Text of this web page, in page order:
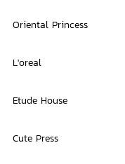
Oriental Princess
L'oreal
Etude House
Cute Press